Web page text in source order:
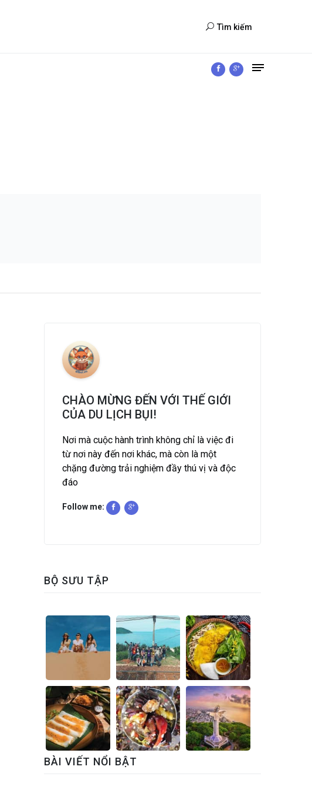
Tìm kiếm
CHÀO MỪNG ĐẾN VỚI THẾ GIỚI
CỦA DU LỊCH BỤI!
Nơi mà cuộc hành trình không chỉ là việc đi
từ nơi này đến nơi khác, mà còn là một
chặng đường trải nghiệm đầy thú vị và độc
đáo
Follow me:
BỘ SƯU TẬP
BÀI VIẾT NỔI BẬT